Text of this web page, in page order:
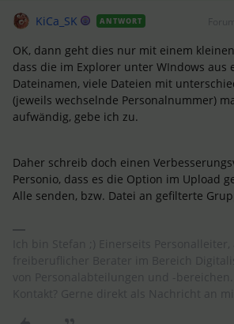
KiCa_SK ANTWORT
OK, dann geht dies nur mit einem
dass die im Explorer unter WIndows aus
Dateinamen, viele Dateien mit
(jeweils wechselnde Personalnummer)
aufwändig, gebe ich zu.
Daher schreib doch einen
Personio, dass es die Option im Upload
Alle senden, bzw. Datei an gefilterte